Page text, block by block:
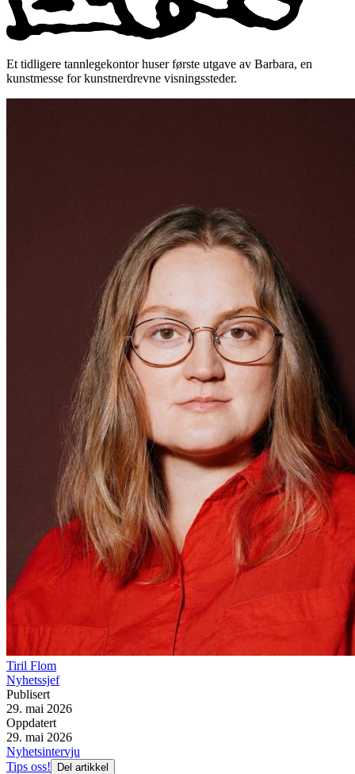
Et tidligere tannlegekontor huser første utgave av Barbara, en
kunstmesse for kunstnerdrevne visningssteder.
Tiril Flom
Nyhetssjef
Publisert
29. mai 2026
Oppdatert
29. mai 2026
Nyhetsintervju
Tips oss!
Del artikkel